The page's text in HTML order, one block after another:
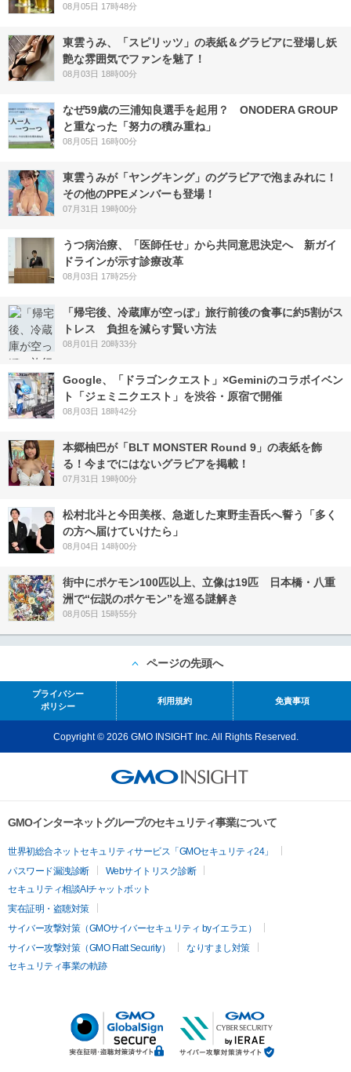
08月05日 17時48分
東雲うみ、「スピリッツ」の表紙＆グラビアに登場し妖
艶な雰囲気でファンを魅了！
08月03日 18時00分
なぜ59歳の三浦知良選手を起用？ ONODERA GROUP
と重なった「努力の積み重ね」
08月05日 16時00分
東雲うみが「ヤングキング」のグラビアで泡まみれに！
その他のPPEメンバーも登場！
07月31日 19時00分
うつ病治療、「医師任せ」から共同意思決定へ 新ガイ
ドラインが示す診療改革
08月03日 17時25分
「帰宅後、冷蔵庫が空っぽ」旅行前後の食事に約5割がス
トレス 負担を減らす賢い方法
08月01日 20時33分
Google、「ドラゴンクエスト」×Geminiのコラボイベン
ト「ジェミニクエスト」を渋谷・原宿で開催
08月03日 18時42分
本郷柚巴が「BLT MONSTER Round 9」の表紙を飾
る！今までにはないグラビアを掲載！
07月31日 19時00分
松村北斗と今田美桜、急逝した東野圭吾氏へ誓う「多く
の方へ届けていけたら」
08月04日 14時00分
街中にポケモン100匹以上、立像は19匹 日本橋・八重
洲で“伝説のポケモン”を巡る謎解き
08月05日 15時55分
ページの先頭へ
プライバシー
ポリシー
利用規約 免責事項
Copyright © 2026 GMO INSIGHT Inc. All Rights Reserved.
GMOインターネットグループのセキュリティ事業について
世界初総合ネットセキュリティサービス「GMOセキュリティ24」
パスワード漏洩診断
Webサイトリスク診断
セキュリティ相談AIチャットボット
実在証明・盗聴対策
サイバー攻撃対策（GMOサイバーセキュリティ byイエラエ）
サイバー攻撃対策（GMO Flatt Security）
なりすまし対策
セキュリティ事業の軌跡